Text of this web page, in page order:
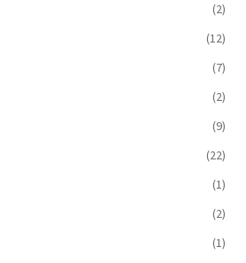
(2)
(12)
(7)
(2)
(9)
(22)
(1)
(2)
(1)